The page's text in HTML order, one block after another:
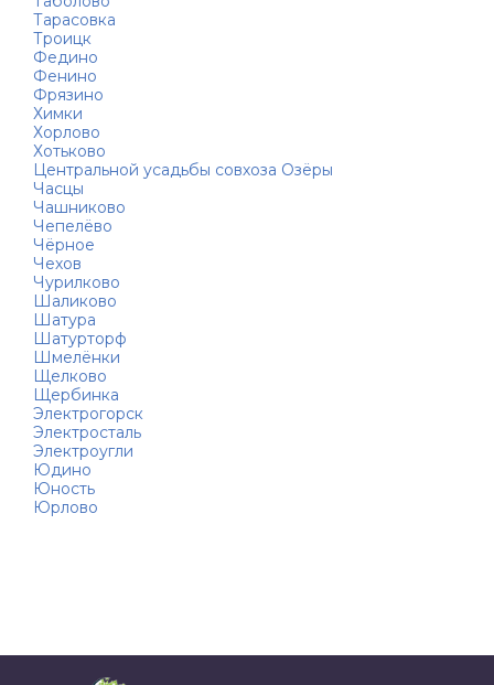
Тарасовка
Троицк
Федино
Фенино
Фрязино
Химки
Хорлово
Хотьково
Центральной усадьбы совхоза Озёры
Часцы
Чашниково
Чепелёво
Чёрное
Чехов
Чурилково
Шаликово
Шатура
Шатурторф
Шмелёнки
Щелково
Щербинка
Электрогорск
Электросталь
Электроугли
Юдино
Юность
Юрлово